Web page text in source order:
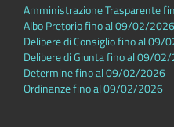
Amministrazione Trasparente
Albo Pretorio fino al 09/02/2026
Delibere di Consiglio fino al 09/
Delibere di Giunta fino al 09/
Determine fino al 09/02/2026
Ordinanze fino al 09/02/2026